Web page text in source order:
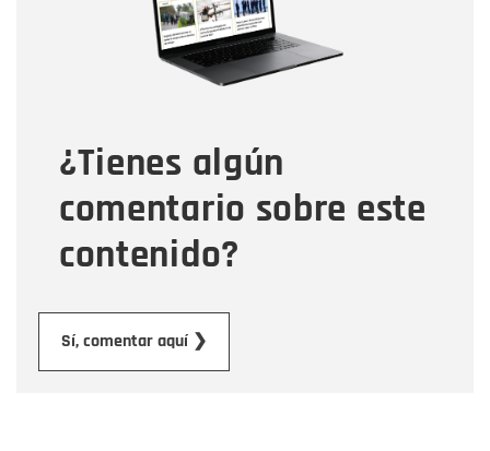
¿Tienes algún
comentario sobre este
contenido?
Sí, comentar aquí ❯
Tipo de comentario
Mensaje